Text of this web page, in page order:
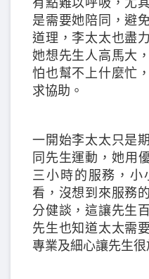
是需要她陪同，避
道理，李太太也盡
她想先生人高馬大
怕也幫不上什麼忙
求協助。
一開始李太太只是
同先生運動，她用
三小時的服務，小
看，沒想到來服務
分健談，這讓先生
先生也知道太太需
專業及細心讓先生很